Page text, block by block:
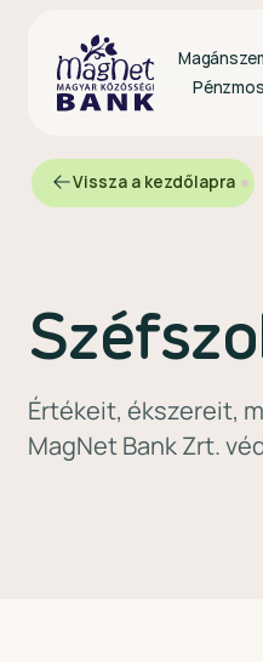
Vissza a kezdőlapra
Értékeit, ékszereit,
MagNet Bank Zrt.